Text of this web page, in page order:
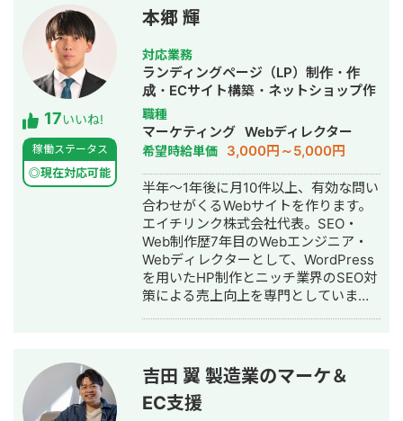
得意としており、要件定義、設計、実
装、本番リリース、運用改善まで一貫
して対応しています。 特に、仕様が複
雑な業務システムや、要件がまだ固ま
りきっていない新規開発において、事
業目的を整理しながら、正確にスピー
ド感を持って形にしていくことを強み
としています。 いまはスタートアップ
案件にてAIエージェント開発にも携わ
っており、AI活用した業務効率化、新
機能開発、既存プロダクトへのAI機能
の組み込みなどにも対応しています。
単純に言われたものを作るだけではな
く、事業として使える形に落とし込む
ことを重視し、開発の初期段階からリ
リース後の運用まで伴走しています。
17いいね!
稼働ステータス
◎現在対応可能
本郷 輝
対応業務
ランディングページ（LP）制作・作
成・ECサイト構築・ネットショップ作
成代行・SEO対策・記事作成代行・ラ
イティング・ホームページ制作・作
成・オウンドメディア制作・構築・運
用代行
職種
マーケティング Webディレクター
希望時給単価 3,000円～5,000円
半年～1年後に月10件以上、有効な問い
合わせがくるWebサイトを作ります。
エイチリンク株式会社代表。SEO・
Web制作歴7年目のWebエンジニア・
Webディレクターとして、WordPress
を用いたHP制作とニッチ業界のSEO対
策による売上向上を専門としていま
した。SEO対策においては、ゼロから
立ち上げた新規サイトをニッチ市場で
サービスキーワード検索1位に導き、月
吉田 翼 製造業のマーケ＆
EC支援